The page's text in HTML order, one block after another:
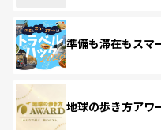
準備も滞在もス
地球の歩き方アワ